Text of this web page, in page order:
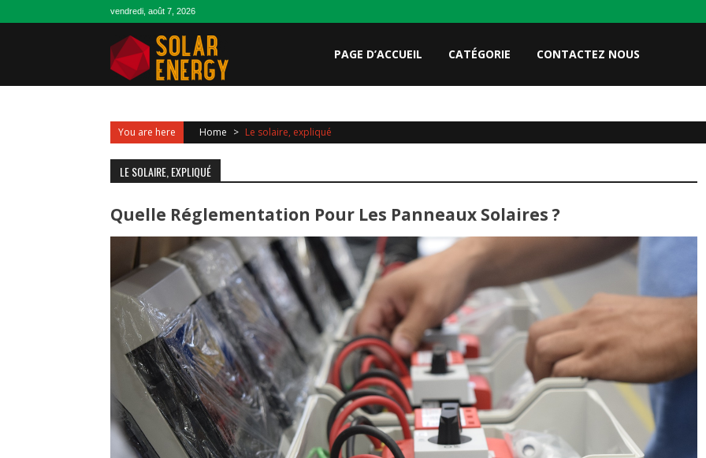
vendredi, août 7, 2026
PAGE D’ACCUEIL CATÉGORIE CONTACTEZ NOUS
You are here Home > Le solaire, expliqué
LE SOLAIRE, EXPLIQUÉ
Quelle Réglementation Pour Les Panneaux Solaires ?